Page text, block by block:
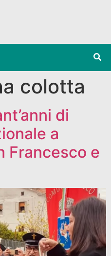
colotta
di
a
Francesco e